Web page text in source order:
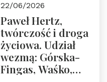
02.07.2026 r. godz.
18:00.
22/06/2026
Paweł Hertz,
twórczość i droga
życiowa. Udział
wezmą: Górska-
Fingas, Waśko,